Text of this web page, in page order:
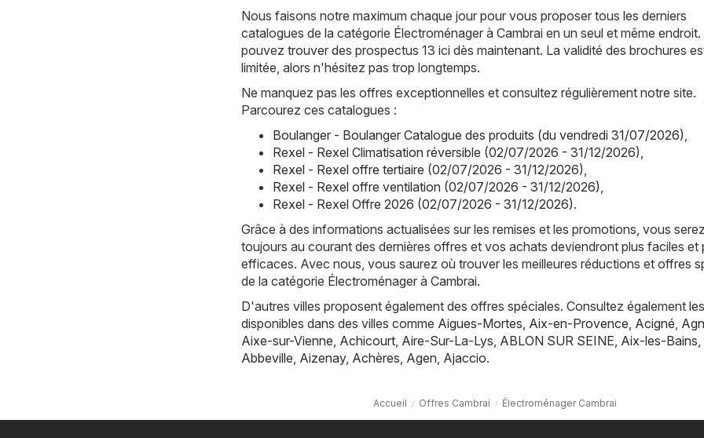
Nous faisons notre maximum chaque jour pour vous proposer tous les derniers
catalogues de la catégorie Électroménager à Cambrai en un seul et même endroit.
pouvez trouver des prospectus 13 ici dès maintenant. La validité des brochures
limitée, alors n'hésitez pas trop longtemps.
Ne manquez pas les offres exceptionnelles et consultez régulièrement notre site.
Parcourez ces catalogues :
Boulanger - Boulanger Catalogue des produits (du vendredi 31/07/2026),
Rexel - Rexel Climatisation réversible (02/07/2026 - 31/12/2026),
Rexel - Rexel offre tertiaire (02/07/2026 - 31/12/2026),
Rexel - Rexel offre ventilation (02/07/2026 - 31/12/2026),
Rexel - Rexel Offre 2026 (02/07/2026 - 31/12/2026).
Grâce à des informations actualisées sur les remises et les promotions, vous serez
toujours au courant des dernières offres et vos achats deviendront plus faciles et
efficaces. Avec nous, vous saurez où trouver les meilleures réductions et offres
de la catégorie Électroménager à Cambrai.
D'autres villes proposent également des offres spéciales. Consultez également
disponibles dans des villes comme Aigues-Mortes, Aix-en-Provence, Acigné,
Aixe-sur-Vienne, Achicourt, Aire-Sur-La-Lys, ABLON SUR SEINE, Aix-les-Bains,
Abbeville, Aizenay, Achères, Agen, Ajaccio.
Accueil Offres Cambrai Électroménager Cambrai